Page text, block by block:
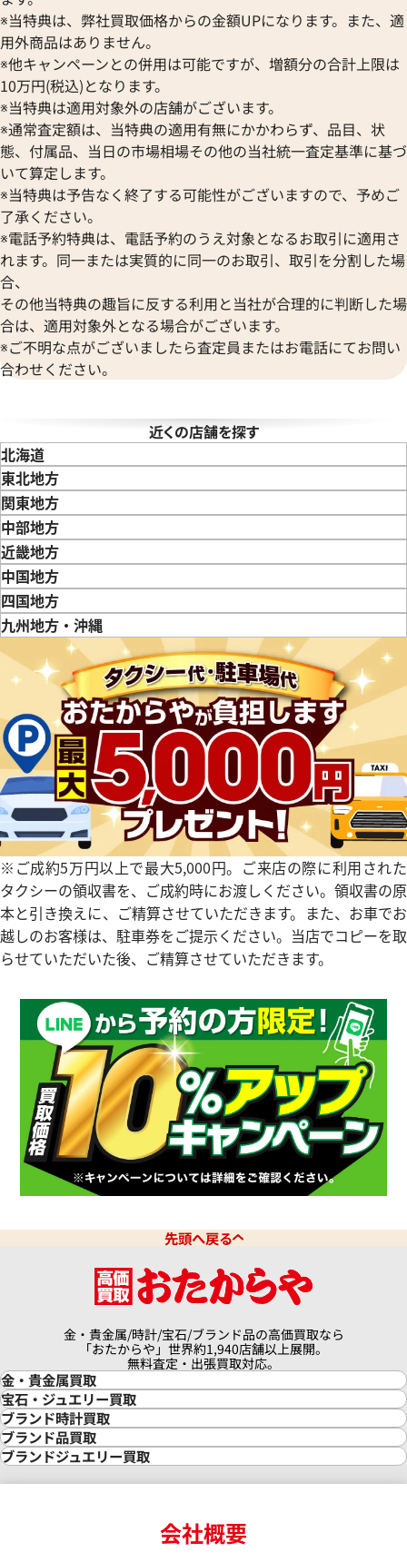
リップ カラトラバ 5119G-
格
合わせください
パテック フィリップ カラト
001
参考買取価格
価格はお問い合わせください
リップ カラトラバ 5119J-
格
合わせください
電話で聞く
パテックフィリップ カラトラ
001
参考買取価格
2,679,000 円
※2026年4月9日時点の参考買
リップ カラトラバ 5116R-
9日時点の参考買取価格です
パテック フィリップ カラト
001
参考買取価格
※2026年2月27日時点の参考
リップ カラトラバ 5127R-
パテック フィリップ カラト
001
オリエント
ORIS
オリス
Audemars Piguet
オーデマ ピゲ
Vacheron Constantin
ヴァシュロン・コンスタンタン
Van Cleef & Arpels
ヴァンクリーフ＆アーペル
Versace
ヴェルサーチ
Wempe
センチュリー
ZENITH
ゼニス
ブレゲ
BULOVA
ブローバ
Bell & Ross
ベル＆ロス
BAUME＆MERCIER
ボーム＆メルシエ
BALL Watch
ボール ウォッチ
※当特典は、弊社買取価格からの金額UPになります。また、適
用外商品はありません。
※他キャンペーンとの併用は可能ですが、増額分の合計上限は
10万円(税込)となります。
※当特典は適用対象外の店舗がございます。
※通常査定額は、当特典の適用有無にかかわらず、品目、状
態、付属品、当日の市場相場その他の当社統一査定基準に基づ
いて算定します。
※当特典は予告なく終了する可能性がございますので、予めご
了承ください。
※電話予約特典は、電話予約のうえ対象となるお取引に適用さ
れます。同一または実質的に同一のお取引、取引を分割した場
合、
その他当特典の趣旨に反する利用と当社が合理的に判断した場
合は、適用対象外となる場合がございます。
※ご不明な点がございましたら査定員またはお電話にてお問い
合わせください。
近くの店舗を探す
北海道
東北地方
青森県岩手県
関東地方
東京都神奈川県
中部地方
新潟県富山県
近畿地方
三重県滋賀県
中国地方
鳥取県島根県
四国地方
徳島県香川県愛媛県
九州地方・沖縄
福岡県
佐賀県 長崎県 熊本県大分県宮崎県鹿児島県
※ご成約5万円以上で最大5,000円。ご来店の際に利用された
タクシーの領収書を、ご成約時にお渡しください。領収書の原
本と引き換えに、ご精算させていただきます。また、お車でお
越しのお客様は、駐車券をご提示ください。当店でコピーを取
らせていただいた後、ご精算させていただきます。
先頭へ戻る
金・貴金属/時計/宝石/ブランド品の高価買取なら
「おたからや」世界約1,940店舗以上展開。
無料査定・出張買取対応。
金・貴金属買取
金買取
金の相場価格情報
金の参考買取価格一覧
インゴット買取
インゴットの相場価格情報
24金買取
宝石・ジュエリー買取
宝石・ジュエリー買取
ダイヤモンド買取
ダイヤモンド・宝石の参考価格一覧
リング・結婚指輪買取
エメラルド買取
ブランド時計買取
時計買取
ロレックス買取
ロレックス デイトナ買取
ロレックス サブマリーナー買取
ロレックス エクスプローラー買取
ロレックス デイトジャスト買取
ブランド品買取
ブランド買取
ブランドジュエリー買取
ヴァンクリーフ＆アーペル買取会社概要